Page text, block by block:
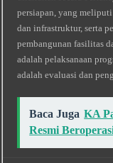
persiapan, yang
dan infrastruktur, serta
pembangunan fasilitas
adalah pelaksanaan
adalah evaluasi dan
Baca Juga KA
Resmi